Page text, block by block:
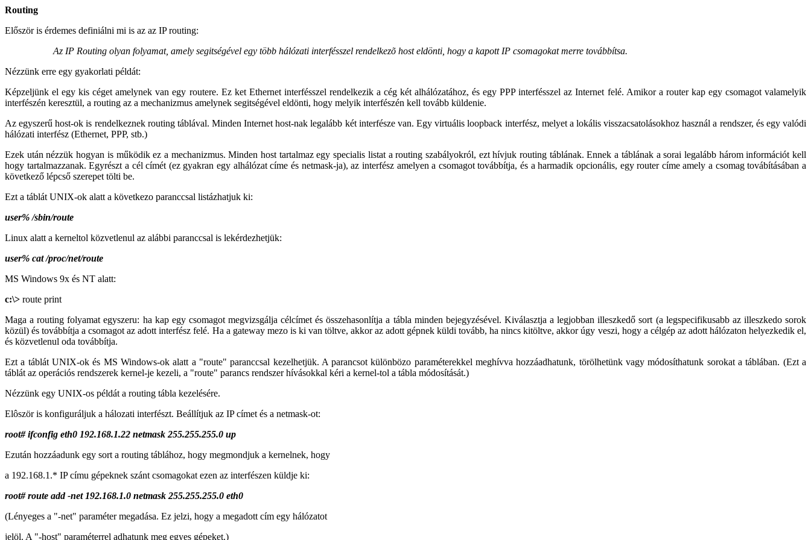
Routing
Először is érdemes definiálni mi is az az IP routing:
Az IP Routing olyan folyamat, amely segitségével egy több hálózati interfésszel rendelkezõ host eldönti, hogy a kapott IP csomagokat merre továbbítsa.
Nézzünk erre egy gyakorlati példát:
Képzeljünk el egy kis céget amelynek van egy routere. Ez ket Ethernet interfésszel rendelkezik a cég két alhálózatához, és egy PPP interfésszel az Internet felé. Amikor a router kap egy csomagot valamelyik
interfészén keresztül, a routing az a mechanizmus amelynek segitségével eldönti, hogy melyik interfészén kell tovább küldenie.
Az egyszerű host-ok is rendelkeznek routing táblával. Minden Internet host-nak legalább két interfésze van. Egy virtuális loopback interfész, melyet a lokális visszacsatolásokhoz használ a rendszer, és egy valódi
hálózati interfész (Ethernet, PPP, stb.)
Ezek után nézzük hogyan is működik ez a mechanizmus. Minden host tartalmaz egy specialis listat a routing szabályokról, ezt hívjuk routing táblának. Ennek a táblának a sorai legalább három információt kell
hogy tartalmazzanak. Egyrészt a cél címét (ez gyakran egy alhálózat címe és netmask-ja), az interfész amelyen a csomagot továbbítja, és a harmadik opcionális, egy router címe amely a csomag továbításában a
következő lépcső szerepet tölti be.
Ezt a táblát UNIX-ok alatt a következo paranccsal listázhatjuk ki:
user% /sbin/route
Linux alatt a kerneltol közvetlenul az alábbi paranccsal is lekérdezhetjük:
user% cat /proc/net/route
MS Windows 9x és NT alatt:
c:\> route print
Maga a routing folyamat egyszeru: ha kap egy csomagot megvizsgálja célcímet és összehasonlítja a tábla minden bejegyzésével. Kiválasztja a legjobban illeszkedő sort (a legspecifikusabb az illeszkedo sorok
közül) és továbbítja a csomagot az adott interfész felé. Ha a gateway mezo is ki van töltve, akkor az adott gépnek küldi tovább, ha nincs kitöltve, akkor úgy veszi, hogy a célgép az adott hálózaton helyezkedik el,
és közvetlenul oda továbbítja.
Ezt a táblát UNIX-ok és MS Windows-ok alatt a "route" paranccsal kezelhetjük. A parancsot különbözo paraméterekkel meghívva hozzáadhatunk, törölhetünk vagy módosíthatunk sorokat a táblában. (Ezt a
táblát az operációs rendszerek kernel-je kezeli, a "route" parancs rendszer hívásokkal kéri a kernel-tol a tábla módosítását.)
Nézzünk egy UNIX-os példát a routing tábla kezelésére.
Elôször is konfiguráljuk a hálozati interfészt. Beállítjuk az IP címet és a netmask-ot:
root# ifconfig eth0 192.168.1.22 netmask 255.255.255.0 up
Ezután hozzáadunk egy sort a routing táblához, hogy megmondjuk a kernelnek, hogy
a 192.168.1.* IP címu gépeknek szánt csomagokat ezen az interfészen küldje ki:
root# route add -net 192.168.1.0 netmask 255.255.255.0 eth0
(Lényeges a "-net" paraméter megadása. Ez jelzi, hogy a megadott cím egy hálózatot
jelöl. A "-host" paraméterrel adhatunk meg egyes gépeket.)